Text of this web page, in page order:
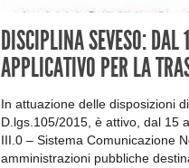
DISCIPLINA SEVESO:
APPLICATIVO PER LA
In attuazione delle disposizioni
D.lgs.105/2015, è attivo, dal 15
III.0 – Sistema Comunicazione
amministrazioni pubbliche